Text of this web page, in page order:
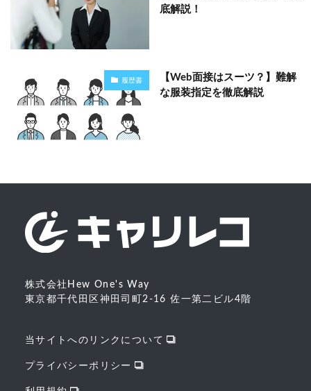
底解説！
履歴書
【Web面接はスーツ？】難解
な服装指定を徹底解説
株式会社Hew One's Way
東京都千代田区神田司町2-16 佐一第二ビル4階
当サイトへのリンクについて
プライバシーポリシー